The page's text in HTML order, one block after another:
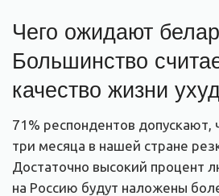
Чего ожидают
Большинство
качество жизни
71% респондентов
три месяца в нашей стране
Достаточно высокий процент
на Россию будут наложены